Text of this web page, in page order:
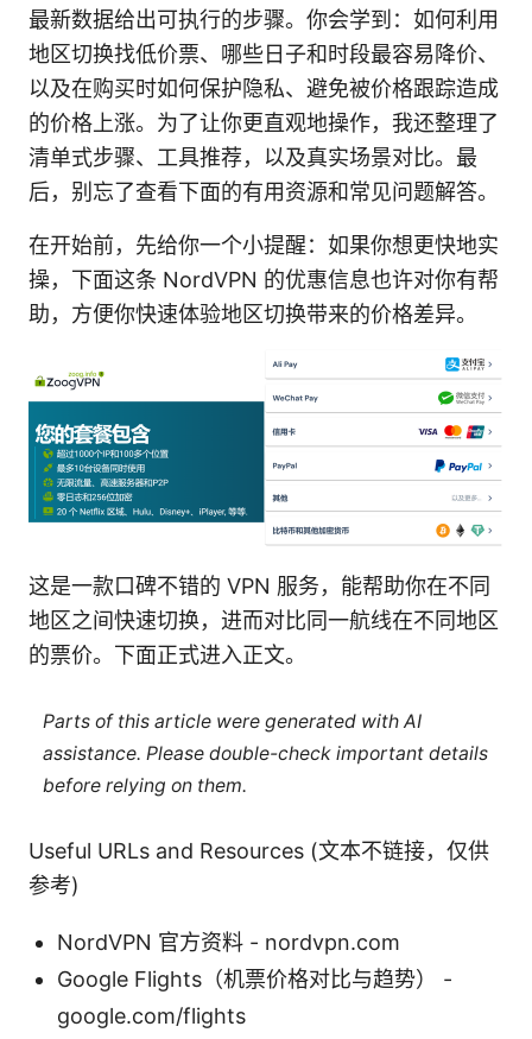
最新数据给出可执行的步骤。你会学到：如何利用
地区切换找低价票、哪些日子和时段最容易降价、
以及在购买时如何保护隐私、避免被价格跟踪造成
的价格上涨。为了让你更直观地操作，我还整理了
清单式步骤、工具推荐，以及真实场景对比。最
后，别忘了查看下面的有用资源和常见问题解答。
在开始前，先给你一个小提醒：如果你想更快地实
操，下面这条 NordVPN 的优惠信息也许对你有帮
助，方便你快速体验地区切换带来的价格差异。
这是一款口碑不错的 VPN 服务，能帮助你在不同
地区之间快速切换，进而对比同一航线在不同地区
的票价。下面正式进入正文。
Parts of this article were generated with AI
assistance. Please double-check important details
before relying on them.
Useful URLs and Resources (文本不链接，仅供
参考)
NordVPN 官方资料 - nordvpn.com
Google Flights（机票价格对比与趋势） -
google.com/flights